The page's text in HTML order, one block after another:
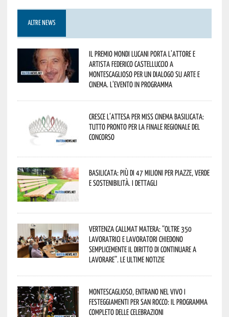
ALTRE NEWS
Il Premio Mondi Lucani porta l’attore e
artista Federico Castelluccio a
Montescaglioso per un dialogo su arte e
cinema. L’evento in programma
Cresce l’attesa per Miss Cinema Basilicata:
tutto pronto per la finale regionale del
concorso
Basilicata: più di 47 milioni per piazze, verde
e sostenibilità. I dettagli
Vertenza CallMat Matera: “Oltre 350
lavoratrici e lavoratori chiedono
semplicemente il diritto di continuare a
lavorare”. Le ultime notizie
Montescaglioso, entrano nel vivo i
festeggiamenti per San Rocco: il programma
completo delle celebrazioni